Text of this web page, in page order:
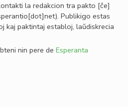
la redakcion tra pakto [ĉe]
. Publikigo estas
kaj paktintaj establoj, laŭdiskrecia
nin pere de Esperanta